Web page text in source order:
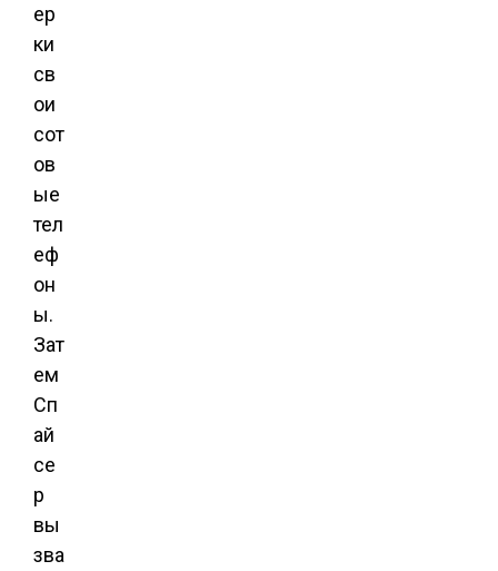
ер
ки
св
ои
сот
ов
ые
тел
еф
он
ы.
Зат
ем
Сп
ай
се
р
вы
зва